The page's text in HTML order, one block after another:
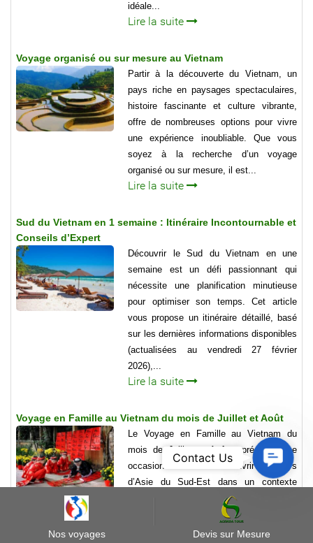
idéale...
Lire la suite
Voyage organisé ou sur mesure au Vietnam
Partir à la découverte du Vietnam, un
pays riche en paysages spectaculaires,
histoire fascinante et culture vibrante,
offre de nombreuses options pour vivre
une expérience inoubliable. Que vous
soyez à la recherche d’un voyage
organisé ou sur mesure, il est...
Lire la suite
Sud du Vietnam en 1 semaine : Itinéraire Incontournable et
Conseils d’Expert
Découvrir le Sud du Vietnam en une
semaine est un défi passionnant qui
nécessite une planification minutieuse
pour optimiser son temps. Cet article
vous propose un itinéraire détaillé, basé
sur les dernières informations disponibles
(actualisées au vendredi 27 février
2026),...
Lire la suite
Voyage en Famille au Vietnam du mois de Juillet et Août
Le Voyage en Famille au Vietnam du
mois de Juillet et Août représente une
occasion idéale de découvrir ce pays
d’Asie du Sud-Est dans un contexte
estival propice à l’aventure. C’est une
période où la natuI ( tinéraires idéaux
Nos voyages Devis sur Mesure
Contact
Us
Contact Us